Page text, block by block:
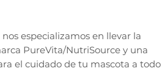
especializamos en llevar la
PureVita/NutriSource y una
el cuidado de tu mascota a todo